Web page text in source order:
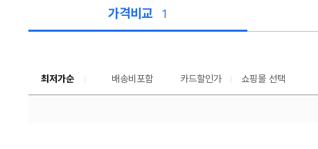
가격비교 1
최저가순 배송비포함 카드할인가 쇼핑몰 선택